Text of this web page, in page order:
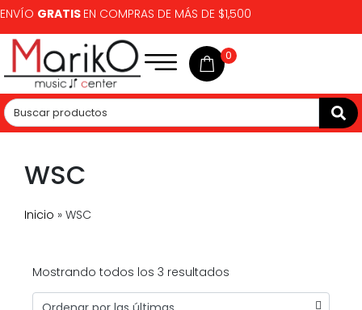
ENVÍO GRATIS EN COMPRAS DE MÁS DE $1,500
0
WSC
Inicio » WSC
Mostrando todos los 3 resultados